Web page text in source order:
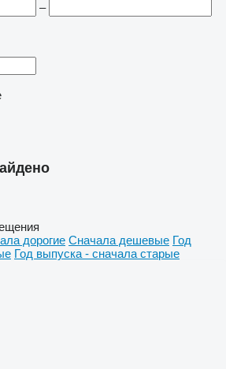
–
дорогие Сначала дешевые Год
Год выпуска - сначала старые